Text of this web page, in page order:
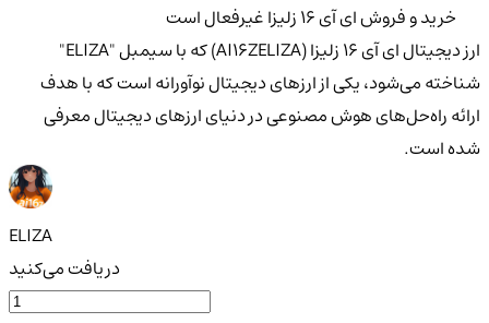
خرید و فروش ای آی 16 زلیزا غیرفعال است
ارز دیجیتال ای آی 16 زلیزا (AI16ZELIZA) که با سیمبل "ELIZA"
شناخته می‌شود، یکی از ارزهای دیجیتال نوآورانه است که با هدف
ارائه راه‌حل‌های هوش مصنوعی در دنیای ارزهای دیجیتال معرفی
شده است.
ELIZA
دریافت می‌کنید